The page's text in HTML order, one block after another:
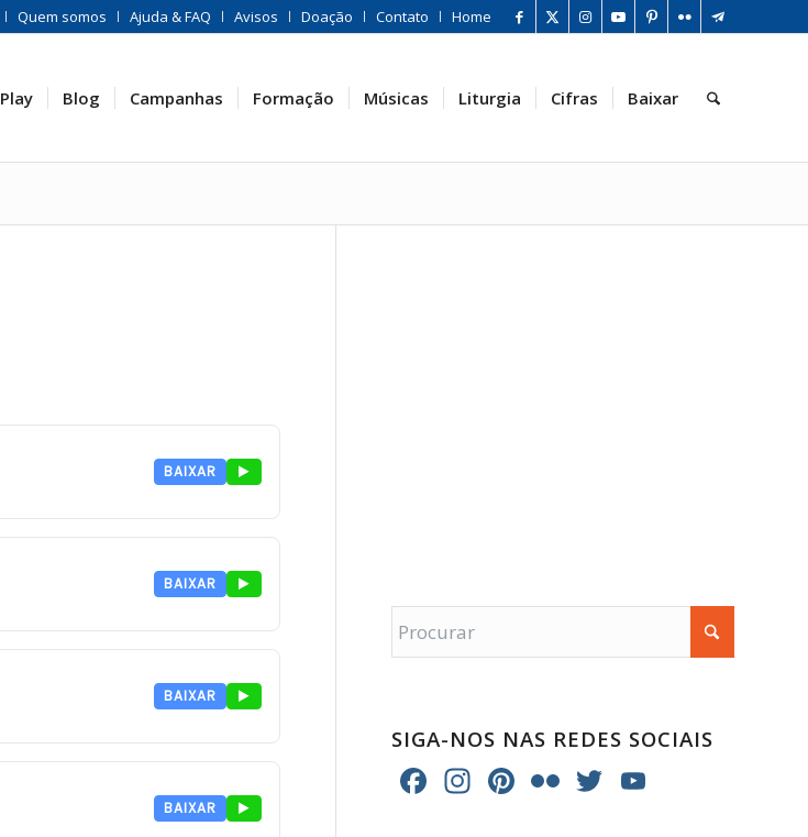
Quem somos Ajuda & FAQ Avisos Doação Contato Home
Play Blog Campanhas Formação Músicas Liturgia Cifras Baixar
BAIXAR
BAIXAR
BAIXAR
BAIXAR
SIGA-NOS NAS REDES SOCIAIS
Facebook
Instagram
Pinterest
FlickrTwitter